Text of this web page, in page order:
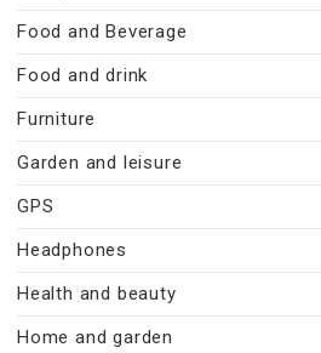
Food and Beverage
Food and drink
Furniture
Garden and leisure
GPS
Headphones
Health and beauty
Home and garden